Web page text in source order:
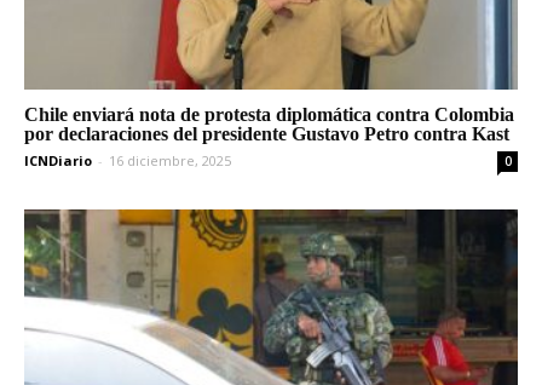
Chile enviará nota de protesta diplomática contra Colombia
por declaraciones del presidente Gustavo Petro contra Kast
ICNDiario - 16 diciembre, 2025 0